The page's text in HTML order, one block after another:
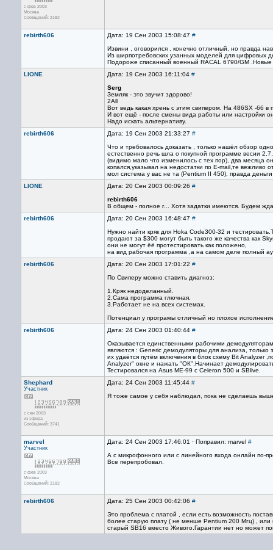
с фев 2003
Москва
Сообщений: 2182
rebirth606 Дата: 19 Сен 2003 15:08:47 #
Извини , оговорился , конечно отличный, но правда
Из ширпотребовских узанных моделей для цифровых
Подороже списанный военный RACAL 6790/GM
LIONE
Дата: 19 Сен 2003 16:11:04 #
Serg
Земляк - это звучит здорово!
2All
Вот ведь какая хрень с этим свипером. На 486SX -66
И вот ещё - после смены вида работы или настройки
Надо искать альтернативу.
rebirth606
Дата: 19 Сен 2003 21:33:27 #
Что и требовалось доказать , только нашёл обзор
естественно речь шла о покупной программе весии 2.7,
(видимо мало что изменилось с тех пор), два месяца
копался,указывал на недостатки по E-mail,те вежливо
мол система у вас не та (Pentium II 450), правда
LIONE
Дата: 20 Сен 2003 00:09:26 #
rebirth606
В общем - полное г... Хотя задатки имеются. Будем
rebirth606
Дата: 20 Сен 2003 16:48:47 #
Нужно найти кряк для Ноka Cоde300-32 и
продают за $300 могут быть такого же качества как
они не могут ёё протестировать как положено,
на вид рабочая программа ,а на самом деле полный
rebirth606
Дата: 20 Сен 2003 17:01:22 #
По Свиперу можно ставить диагноз:
1.Кряк недоделанный.
2.Сама программа глючная.
3.Работает не на всех системах.
Потенциал у програмы отличный но плохое
rebirth606
Дата: 24 Сен 2003 01:40:44 #
Оказывается единственными рабочими
являются : Generic демодуляторы для анализа, только
их удаётся путём включения в блок схему Bit Analyzer
Analyzer" окне и нажать "ОК".Hачинает
Тестировался на Asus ME-99 с Сeleron 500 и SBlive.
Shephard
Участник
с сен 2003
из эфира
Сообщений: 3741
Дата: 24 Сен 2003 11:45:44 #
Я тоже самое у себя наблюдал, пока не сделаешь
marvel
Участник
с фев 2003
Москва
Сообщений: 2182
Дата: 24 Сен 2003 17:46:01 · Поправил: marvel #
А с микрофонного или с линейного входа онлайн по-
Все перепробовал.
rebirth606 Дата: 25 Сен 2003 00:42:06 #
Это проблема с платой , если есть возможность
более старую плату ( не менше Pentium 200 Мгц) , или
старый SB16 вместо Живого.Гарантии нет но может